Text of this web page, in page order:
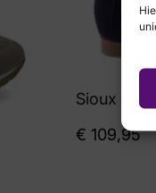
Sioux
€ 109,95